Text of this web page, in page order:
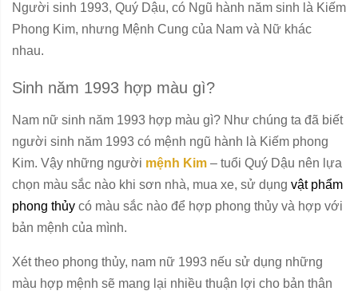
Người sinh 1993, Quý Dậu, có Ngũ hành năm sinh là Kiếm
Phong Kim, nhưng Mệnh Cung của Nam và Nữ khác
nhau.
Sinh năm 1993 hợp màu gì?
Nam nữ sinh năm 1993 hợp màu gì? Như chúng ta đã biết
người sinh năm 1993 có mệnh ngũ hành là Kiếm phong
Kim. Vậy những người mệnh Kim – tuổi Quý Dậu nên lựa
chọn màu sắc nào khi sơn nhà, mua xe, sử dụng vật phẩm
phong thủy có màu sắc nào để hợp phong thủy và hợp với
bản mệnh của mình.
Xét theo phong thủy, nam nữ 1993 nếu sử dụng những
màu hợp mệnh sẽ mang lại nhiều thuận lợi cho bản thân